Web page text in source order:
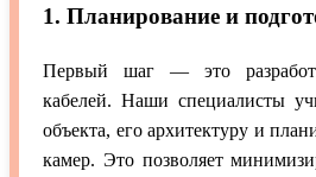
1. Планирование и
Первый шаг — это
кабелей. Наши специалисты
объекта, его архитектуру и
камер. Это позволяет